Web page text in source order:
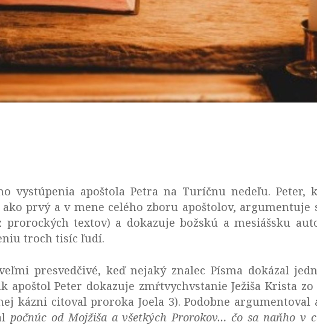
vystúpenia apoštola Petra na Turíčnu nedeľu. Peter,
prvý a v mene celého zboru apoštolov, argumentuje
textov) a dokazuje božskú a mesiášsku
troch tisíc ľudí.
presvedčivé, keď nejaký znalec Písma dokázal
apoštol Peter dokazuje zmŕtvychvstanie Ježiša Krista
kázni citoval proroka Joela 3). Podobne argumentoval
počnúc od Mojžiša a všetkých Prorokov… čo sa naňho v